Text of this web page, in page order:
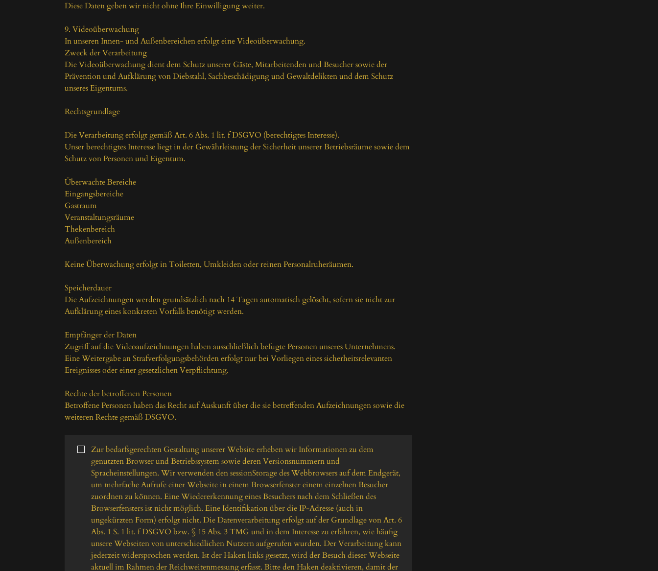
Diese Daten geben wir nicht ohne Ihre Einwilligung weiter.
9. Videoüberwachung
In unseren Innen- und Außenbereichen erfolgt eine Videoüberwachung.
Zweck der Verarbeitung
Die Videoüberwachung dient dem Schutz unserer Gäste, Mitarbeitenden und Besucher sowie der
Prävention und Aufklärung von Diebstahl, Sachbeschädigung und Gewaltdelikten und dem Schutz
unseres Eigentums.
Rechtsgrundlage
Die Verarbeitung erfolgt gemäß Art. 6 Abs. 1 lit. f DSGVO (berechtigtes Interesse).
Unser berechtigtes Interesse liegt in der Gewährleistung der Sicherheit unserer Betriebsräume sowie dem
Schutz von Personen und Eigentum.
Überwachte Bereiche
Eingangsbereiche
Gastraum
Veranstaltungsräume
Thekenbereich
Außenbereich
Keine Überwachung erfolgt in Toiletten, Umkleiden oder reinen Personalruheräumen.
Speicherdauer
Die Aufzeichnungen werden grundsätzlich nach 14 Tagen automatisch gelöscht, sofern sie nicht zur
Aufklärung eines konkreten Vorfalls benötigt werden.
Empfänger der Daten
Zugriff auf die Videoaufzeichnungen haben ausschließlich befugte Personen unseres Unternehmens.
Eine Weitergabe an Strafverfolgungsbehörden erfolgt nur bei Vorliegen eines sicherheitsrelevanten
Ereignisses oder einer gesetzlichen Verpflichtung.
Rechte der betroffenen Personen
Betroffene Personen haben das Recht auf Auskunft über die sie betreffenden Aufzeichnungen sowie die
weiteren Rechte gemäß DSGVO.
Zur bedarfsgerechten Gestaltung unserer Website erheben wir Informationen zu dem
genutzten Browser und Betriebssystem sowie deren Versionsnummern und
Spracheinstellungen. Wir verwenden den sessionStorage des Webbrowsers auf dem Endgerät,
um mehrfache Aufrufe einer Webseite in einem Browserfenster einem einzelnen Besucher
zuordnen zu können. Eine Wiedererkennung eines Besuchers nach dem Schließen des
Browserfensters ist nicht möglich. Eine Identifikation über die IP-Adresse (auch in
ungekürzten Form) erfolgt nicht. Die Datenverarbeitung erfolgt auf der Grundlage von Art. 6
Abs. 1 S. 1 lit. f DSGVO bzw. § 15 Abs. 3 TMG und in dem Interesse zu erfahren, wie häufig
unsere Webseiten von unterschiedlichen Nutzern aufgerufen wurden. Der Verarbeitung kann
jederzeit widersprochen werden. Ist der Haken links gesetzt, wird der Besuch dieser Webseite
aktuell im Rahmen der Reichweitenmessung erfasst. Bitte den Haken deaktivieren, damit der